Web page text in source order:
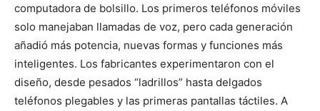
computadora de bolsillo. Los primeros teléfonos móviles
solo manejaban llamadas de voz, pero cada generación
añadió más potencia, nuevas formas y funciones más
inteligentes. Los fabricantes experimentaron con el
diseño, desde pesados “ladrillos” hasta delgados
teléfonos plegables y las primeras pantallas táctiles. A